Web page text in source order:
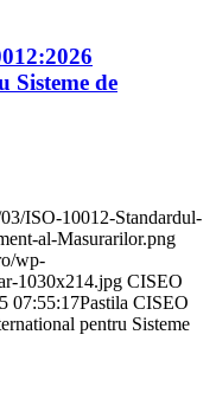
de
ISO-10012-Standardul-
al-Masurarilor.png
wp-
1030x214.jpg CISEO
07:55:17Pastila CISEO
pentru Sisteme